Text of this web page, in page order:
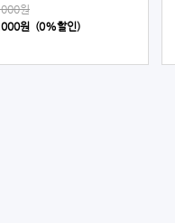
원
원 (0%할인)